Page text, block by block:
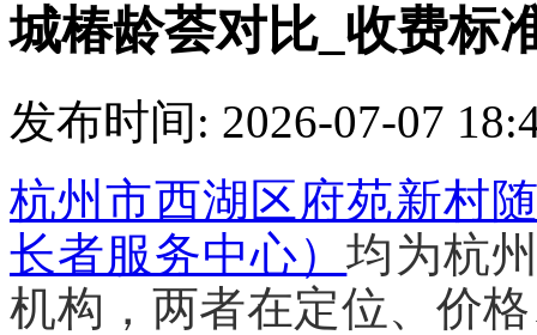
城椿龄荟对比_收费标
发布时间: 2026-07-07
杭州市西湖区府苑新村
长者服务中心）均为杭
机构，两者在定位、价